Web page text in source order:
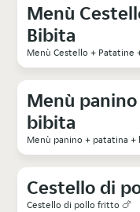
Menù
Bibita
Menù Cestello + Patatine
Menù
bibita
Menù panino + patatina +
Cestello di
Cestello di pollo fritto 🍗